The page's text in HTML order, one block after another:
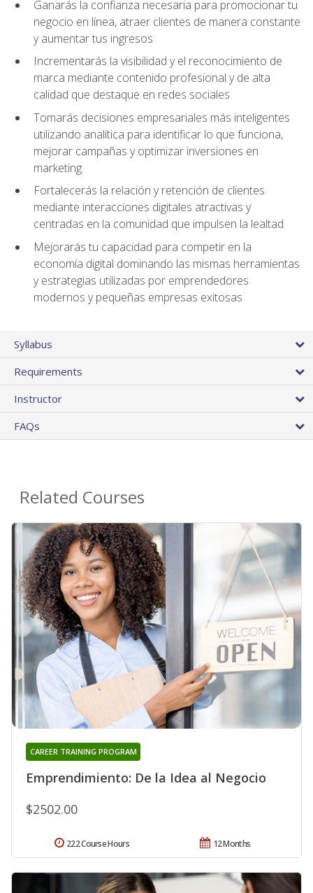
Ganarás la confianza necesaria para promocionar tu
negocio en línea, atraer clientes de manera constante
y aumentar tus ingresos
Incrementarás la visibilidad y el reconocimiento de
marca mediante contenido profesional y de alta
calidad que destaque en redes sociales
Tomarás decisiones empresariales más inteligentes
utilizando analítica para identificar lo que funciona,
mejorar campañas y optimizar inversiones en
marketing
Fortalecerás la relación y retención de clientes
mediante interacciones digitales atractivas y
centradas en la comunidad que impulsen la lealtad
Mejorarás tu capacidad para competir en la
economía digital dominando las mismas herramientas
y estrategias utilizadas por emprendedores
modernos y pequeñas empresas exitosas
Syllabus
Requirements
Instructor
FAQs
Related Courses
Emprendimiento: De la Idea al Negocio
CAREER TRAINING PROGRAM
$2502.00
12 Months
222 Course Hours